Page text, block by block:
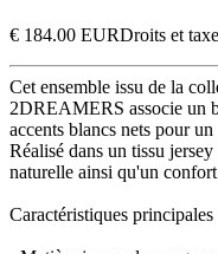
€ 184.00 EURDroits et
Cet ensemble issu de la
2DREAMERS associe un
accents blancs nets pour
Réalisé dans un tissu
naturelle ainsi qu'un
Caractéristiques principales